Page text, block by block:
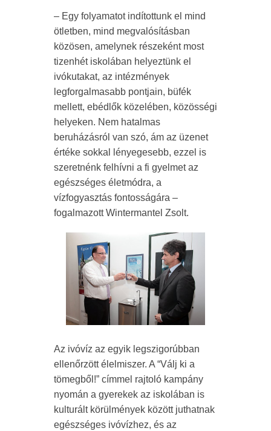
– Egy folyamatot indítottunk el mind
ötletben, mind megvalósításban
közösen, amelynek részeként most
tizenhét iskolában helyeztünk el
ivókutakat, az intézmények
legforgalmasabb pontjain, büfék
mellett, ebédlők közelében, közösségi
helyeken. Nem hatalmas
beruházásról van szó, ám az üzenet
értéke sokkal lényegesebb, ezzel is
szeretnénk felhívni a fi gyelmet az
egészséges életmódra, a
vízfogyasztás fontosságára –
fogalmazott Wintermantel Zsolt.
Az ivóvíz az egyik legszigorúbban
ellenőrzött élelmiszer. A “Válj ki a
tömegből!” címmel rajtoló kampány
nyomán a gyerekek az iskolában is
kulturált körülmények között juthatnak
egészséges ivóvízhez, és az